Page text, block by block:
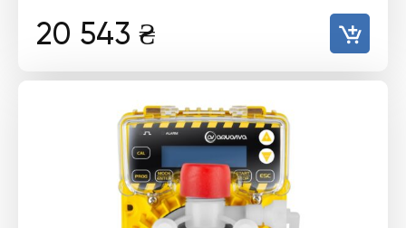
20 543 ₴